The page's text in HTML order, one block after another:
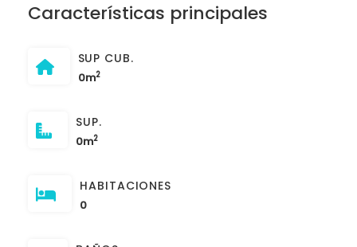
Características principales
SUP CUB.
0m2
SUP.
0m2
HABITACIONES
0